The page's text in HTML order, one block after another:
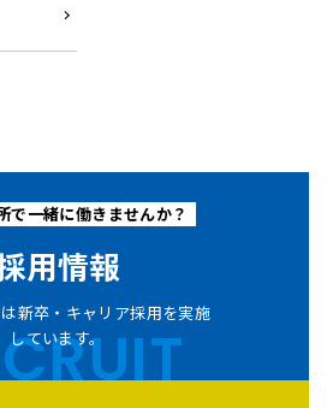
で一緒に働きませんか？
用情報
新卒・キャリア採用を実施
しています。